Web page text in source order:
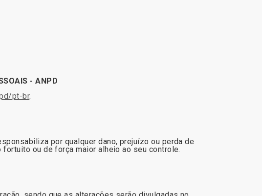
- ANPD
pt-br.
por qualquer dano, prejuízo ou perda de
ou de força maior alheio ao seu controle.